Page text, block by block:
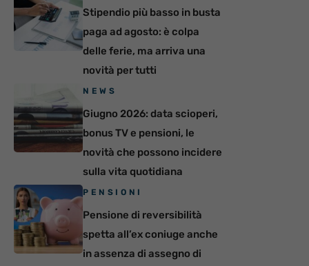
Stipendio più basso in busta
paga ad agosto: è colpa
delle ferie, ma arriva una
novità per tutti
NEWS
Giugno 2026: data scioperi,
bonus TV e pensioni, le
novità che possono incidere
sulla vita quotidiana
PENSIONI
Pensione di reversibilità
spetta all’ex coniuge anche
in assenza di assegno di